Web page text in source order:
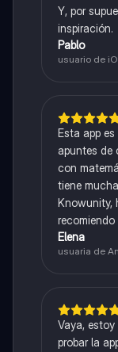
Y, por
inspiración.
Pablo
usuario de
Esta app
apuntes de
con
tiene
Knowunity,
Elena
usuaria de
Vaya, estoy
probar la